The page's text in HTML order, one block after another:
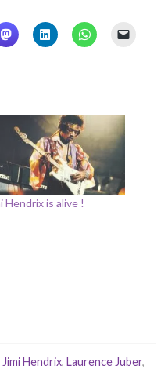
Hendrix is alive !
Jimi Hendrix, Laurence Juber,